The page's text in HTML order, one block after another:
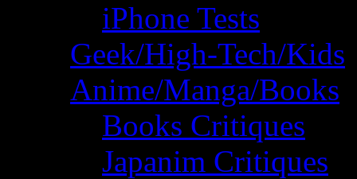
iPhone Tests
Geek/High-Tech/Kids
Anime/Manga/Books
Books Critiques
Japanim Critiques